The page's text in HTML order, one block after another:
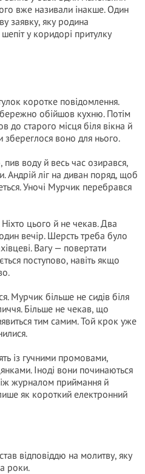
вже називали інакше. Один
заявку, яку родина
у коридорі притулку
коротке повідомлення.
обійшов кухню. Потім
до старого місця біля вікна й
збереглося воно для нього.
воду й весь час озирався,
Андрій ліг на диван поряд, щоб
Уночі Мурчик перебрався
цього й не чекав. Два
вечір. Шерсть треба було
Вагу — повертати
поступово, навіть якщо
Мурчик більше не сидів біля
Більше не чекав, що
тим самим. Той крок уже
із гучними промовами,
Іноді вони починаються
журналом приймання й
як короткий електронний
відповіддю на молитву, яку
роки.